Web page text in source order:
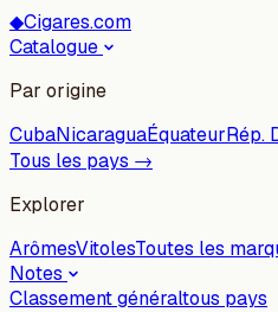
◆Cigares.com
Catalogue
Par origine
CubaNicaraguaÉquateurRép.
Tous les pays →
Explorer
ArômesVitolesToutes les
Notes
Classement généraltous pays